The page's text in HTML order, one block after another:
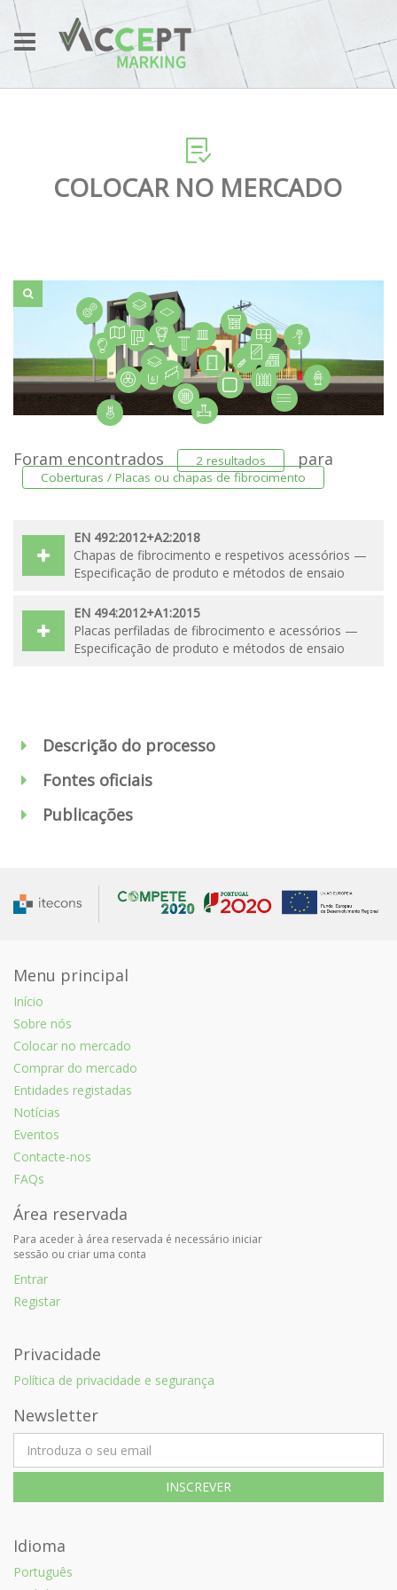
COLOCAR NO MERCADO
Foram encontrados 2 resultados para
Coberturas / Placas ou chapas de fibrocimento
EN 492:2012+A2:2018
Chapas de fibrocimento e respetivos acessórios —
Especificação de produto e métodos de ensaio
EN 494:2012+A1:2015
Placas perfiladas de fibrocimento e acessórios —
Especificação de produto e métodos de ensaio
Descrição do processo
Fontes oficiais
Publicações
Menu principal
Início
Sobre nós
Colocar no mercado
Comprar do mercado
Entidades registadas
Notícias
Eventos
Contacte-nos
FAQs
Área reservada
Para aceder à área reservada é necessário iniciar
sessão ou criar uma conta
Entrar
Registar
Privacidade
Política de privacidade e segurança
Newsletter
Idioma
Português